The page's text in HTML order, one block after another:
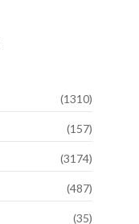
(1310)
(157)
(3174)
(487)
(35)